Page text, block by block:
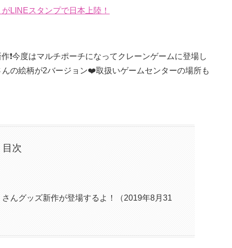
LINEスタンプで日本上陸！
❗️今度はマルチポーチになってクレーンゲームに登場し
の絵柄が2バージョン❤️取扱いゲームセンターの場所も
目次
んグッズ新作が登場するよ！（2019年8月31